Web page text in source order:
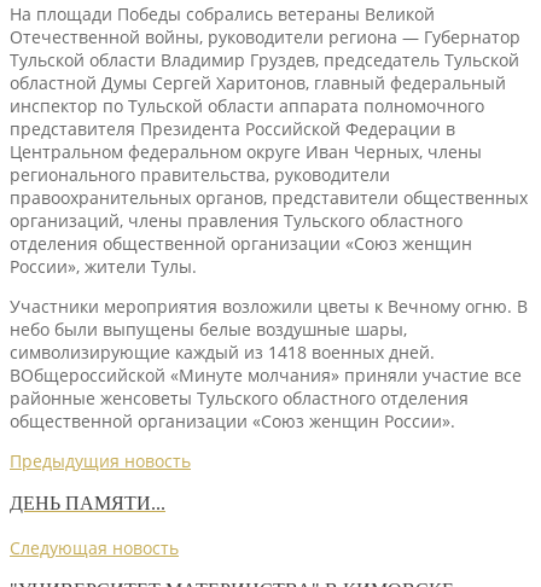
На площади Победы собрались ветераны Великой
Отечественной войны, руководители региона — Губернатор
Тульской области Владимир Груздев, председатель Тульской
областной Думы Сергей Харитонов, главный федеральный
инспектор по Тульской области аппарата полномочного
представителя Президента Российской Федерации в
Центральном федеральном округе Иван Черных, члены
регионального правительства, руководители
правоохранительных органов, представители общественных
организаций, члены правления Тульского областного
отделения общественной организации «Союз женщин
России», жители Тулы.
Участники мероприятия возложили цветы к Вечному огню. В
небо были выпущены белые воздушные шары,
символизирующие каждый из 1418 военных дней.
ВОбщероссийской «Минуте молчания» приняли участие все
районные женсоветы Тульского областного отделения
общественной организации «Союз женщин России».
Предыдущия новость
ДЕНЬ ПАМЯТИ...
Следующая новость